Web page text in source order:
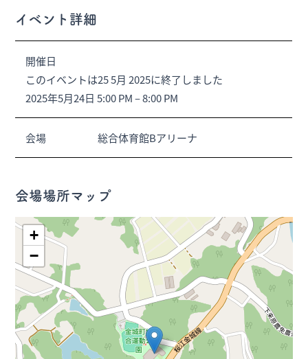
イベント詳細
開催日
このイベントは25 5月 2025に終了しました
2025年5月24日 5:00 PM–8:00 PM
会場 総合体育館Bアリーナ
会場場所マップ
+
−